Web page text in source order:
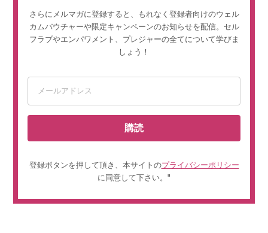
さらにメルマガに登録すると、もれなく登録者向けのウェル
カムバウチャーや限定キャンペーンのお知らせを配信。セル
フラブやエンパワメント、プレジャーの全てについて学びま
しょう！
購読
登録ボタンを押して頂き、本サイトのプライバシーポリシー
に同意して下さい。"